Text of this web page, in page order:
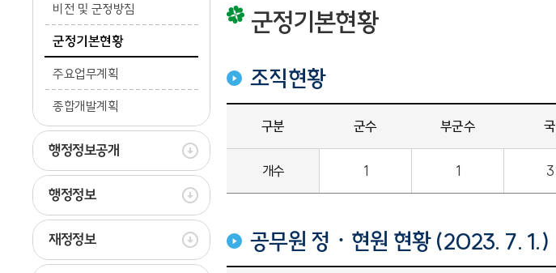
비전 및 군정방침
군정기본현황
주요업무계획
종합개발계획
행정정보공개
행정정보
재정정보
군정기본현황
조직현황
구분 군수 부군수 국
개수 1 1 3
공무원 정ㆍ현원 현황 (2023. 7. 1.)